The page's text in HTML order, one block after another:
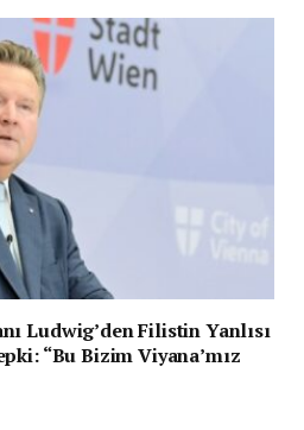
Ludwig’den Filistin Yanlısı
“Bu Bizim Viyana’mız